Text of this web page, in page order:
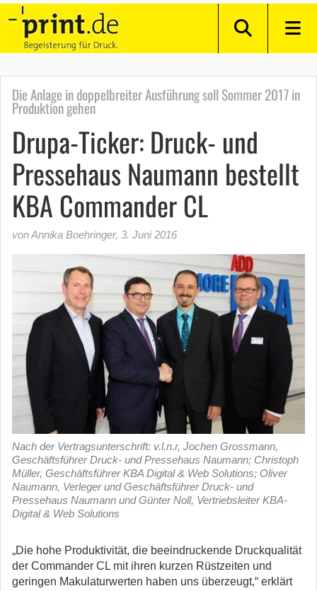
Die Anlage in doppelbreiter Ausführung soll Sommer 2017 in
Produktion gehen
Drupa-Ticker: Druck- und
Pressehaus Naumann bestellt
KBA Commander CL
von Annika Boehringer, 3. Juni 2016
Nach der Vertragsunterschrift: v.l.n.r, Jochen Grossmann,
Geschäftsführer Druck- und Pressehaus Naumann; Christoph
Müller, Geschäftsführer KBA Digital & Web Solutions; Oliver
Naumann, Verleger und Geschäftsführer Druck- und
Pressehaus Naumann und Günter Noll, Vertriebsleiter KBA-
Digital & Web Solutions
„Die hohe Produktivität, die beeindruckende Druckqualität
der Commander CL mit ihren kurzen Rüstzeiten und
geringen Makulaturwerten haben uns überzeugt,“ erklärt